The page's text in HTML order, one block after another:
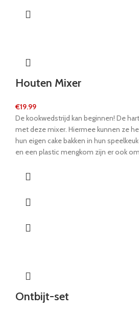
Houten Mixer
€19.99
De kookwedstrijd kan beginnen! De
met deze mixer. Hiermee kunnen ze
hun eigen cake bakken in hun
en een plastic mengkom zijn er ook
roteerbare kloppers en een stabiele
maakt het mogelijk om de kom
aan-en-uit knop kan worden
voetstuk. Wie gaat het mixplezier
Ontbijt-set